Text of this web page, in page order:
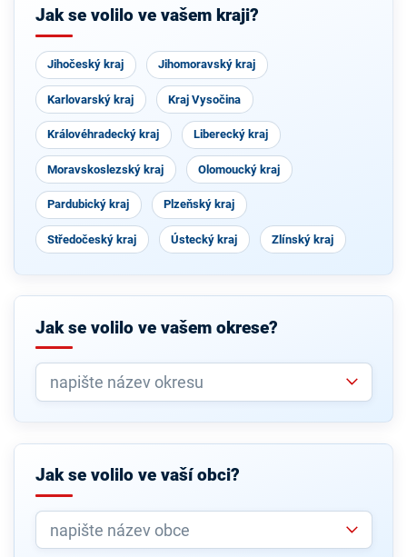
Jak se volilo ve vašem kraji?
Jihočeský kraj Jihomoravský kraj
Karlovarský kraj Kraj Vysočina
Královéhradecký kraj Liberecký kraj
Moravskoslezský kraj Olomoucký kraj
Pardubický kraj Plzeňský kraj
Středočeský kraj Ústecký kraj Zlínský kraj
Jak se volilo ve vašem okrese?
Jak se volilo ve vaší obci?